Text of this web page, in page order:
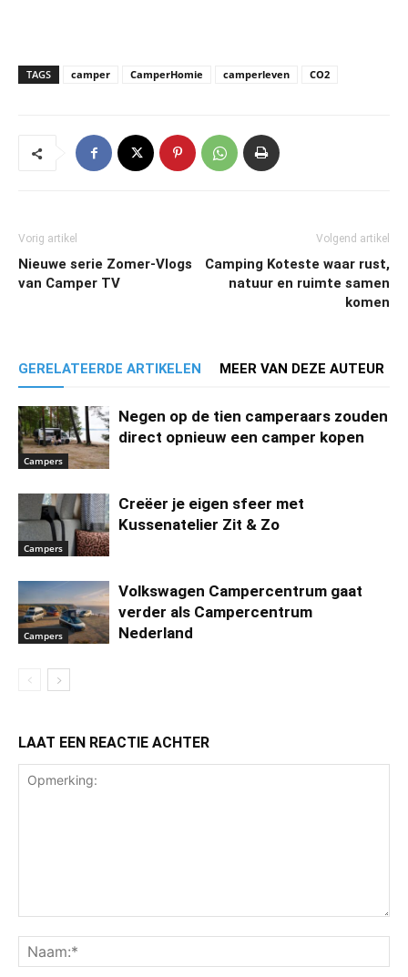
TAGS camper CamperHomie camperleven CO2
Vorig artikel
Nieuwe serie Zomer-Vlogs
van Camper TV
Volgend artikel
Camping Koteste waar rust,
natuur en ruimte samen
komen
GERELATEERDE ARTIKELEN MEER VAN DEZE AUTEUR
Campers
Negen op de tien camperaars zouden
direct opnieuw een camper kopen
Campers
Creëer je eigen sfeer met
Kussenatelier Zit & Zo
Campers
Volkswagen Campercentrum gaat
verder als Campercentrum
Nederland
LAAT EEN REACTIE ACHTER